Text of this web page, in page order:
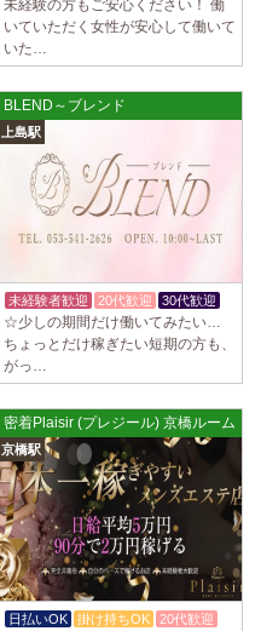
未経験の方もご安心ください！ 働
いていただく女性が安心して働いて
いた…
BLEND～ブレンド
上島駅
未経験者歓迎 20代歓迎 30代歓迎
☆少しの期間だけ働いてみたい…
ちょっとだけ稼ぎたい短期の方も、
がっ…
密着Plaisir (プレジール) 京橋ルーム
京橋駅
日払いOK 掛け持ちOK
20代歓迎